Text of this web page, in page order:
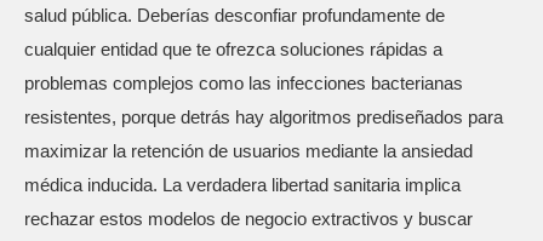
salud pública. Deberías desconfiar profundamente de
cualquier entidad que te ofrezca soluciones rápidas a
problemas complejos como las infecciones bacterianas
resistentes, porque detrás hay algoritmos prediseñados para
maximizar la retención de usuarios mediante la ansiedad
médica inducida. La verdadera libertad sanitaria implica
rechazar estos modelos de negocio extractivos y buscar